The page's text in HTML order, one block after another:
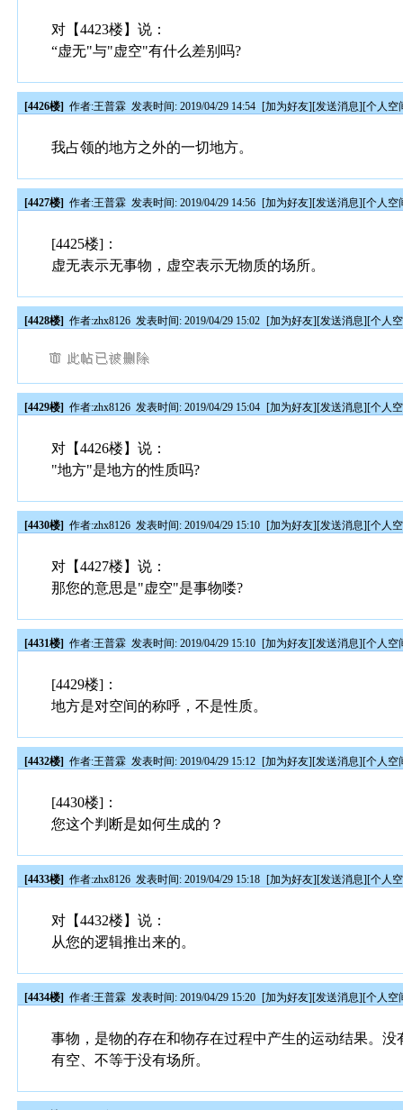
对【4423楼】说：
“虚无"与"虚空"有什么差别吗?
[4426楼] 作者:王普霖 发表时间: 2019/04/29 14:54 [加为好友][发送消息][个人空
我占领的地方之外的一切地方。
[4427楼] 作者:王普霖 发表时间: 2019/04/29 14:56 [加为好友][发送消息][个人空
[4425楼]：
虚无表示无事物，虚空表示无物质的场所。
[4428楼] 作者:zhx8126 发表时间: 2019/04/29 15:02 [加为好友][发送消息][个人
[4429楼] 作者:zhx8126 发表时间: 2019/04/29 15:04 [加为好友][发送消息][个人
对【4426楼】说：
"地方"是地方的性质吗?
[4430楼] 作者:zhx8126 发表时间: 2019/04/29 15:10 [加为好友][发送消息][个人
对【4427楼】说：
那您的意思是"虚空"是事物喽?
[4431楼] 作者:王普霖 发表时间: 2019/04/29 15:10 [加为好友][发送消息][个人空
[4429楼]：
地方是对空间的称呼，不是性质。
[4432楼] 作者:王普霖 发表时间: 2019/04/29 15:12 [加为好友][发送消息][个人空
[4430楼]：
您这个判断是如何生成的？
[4433楼] 作者:zhx8126 发表时间: 2019/04/29 15:18 [加为好友][发送消息][个人
对【4432楼】说：
从您的逻辑推出来的。
[4434楼] 作者:王普霖 发表时间: 2019/04/29 15:20 [加为好友][发送消息][个人空
事物，是物的存在和物存在过程中产生的运动结果。
有空、不等于没有场所。